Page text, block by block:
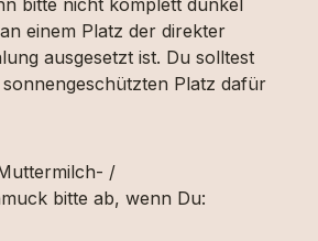
einem Platz der direkter
ausgesetzt ist. Du solltest
Platz dafür
/
bitte ab, wenn Du: